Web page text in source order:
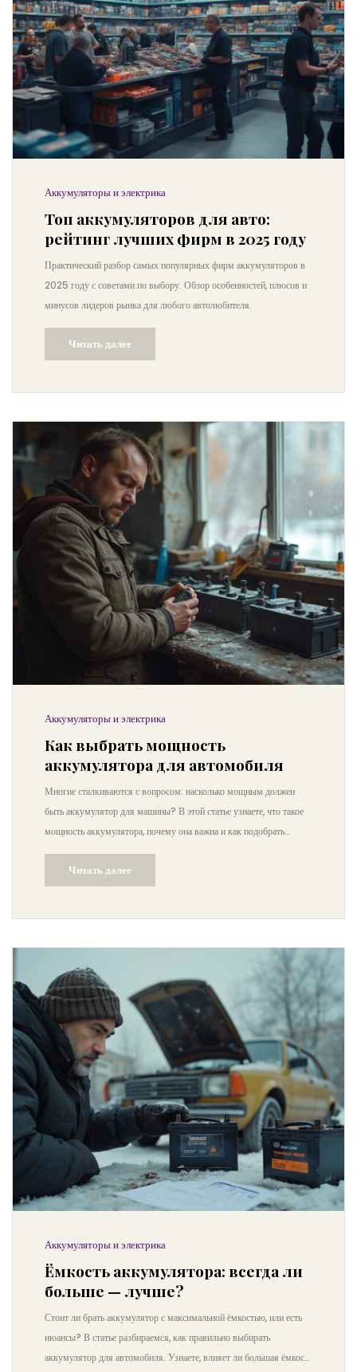
Аккумуляторы и электрика
Топ аккумуляторов для авто:
рейтинг лучших фирм в 2025 году
Практический разбор самых популярных фирм аккумуляторов в
2025 году с советами по выбору. Обзор особенностей, плюсов и
минусов лидеров рынка для любого автолюбителя.
Читать далее
Аккумуляторы и электрика
Как выбрать мощность
аккумулятора для автомобиля
Многие сталкиваются с вопросом: насколько мощным должен
быть аккумулятор для машины? В этой статье узнаете, что такое
мощность аккумулятора, почему она важна и как подобрать
подходящий вариант именно для вашего авто. Здесь нет сложных
терминов и длинных объяснений — только конкретика и простые
советы. Прочитав материал, вы избежите типичных ошибок и
Читать далее
Аккумуляторы и электрика
Ёмкость аккумулятора: всегда ли
больше — лучше?
Стоит ли брать аккумулятор с максимальной ёмкостью, или есть
нюансы? В статье разбираемся, как правильно выбирать
аккумулятор для автомобиля. Узнаете, влияет ли большая ёмкость